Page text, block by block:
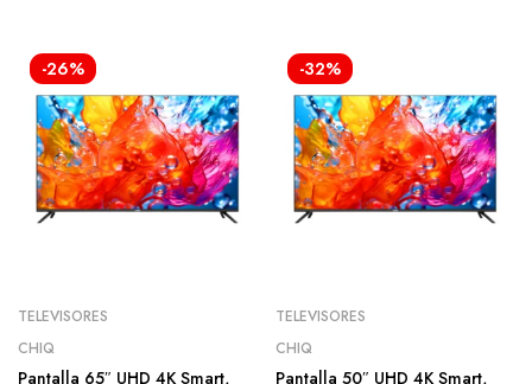
-26%
TELEVISORES
CHIQ
Pantalla 65″ UHD 4K Smart,
-32%
TELEVISORES
CHIQ
Pantalla 50″ UHD 4K Smart,